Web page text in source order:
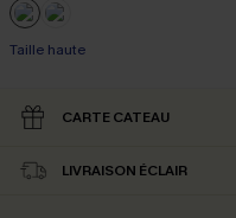
Taille haute
CARTE CATEAU
LIVRAISON ÉCLAIR